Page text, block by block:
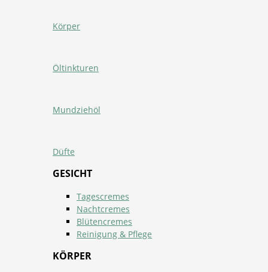
Körper
Öltinkturen
Mundziehöl
Düfte
GESICHT
Tagescremes
Nachtcremes
Blütencremes
Reinigung & Pflege
KÖRPER